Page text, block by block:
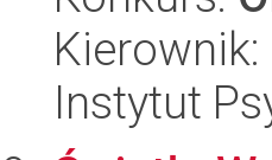
Kierownik:
Instytut